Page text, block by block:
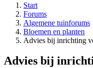
Start
Forums
Algemene tuinforums
Bloemen en planten
Advies bij inrichting
Advies bij